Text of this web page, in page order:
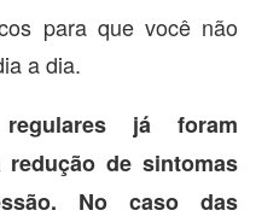
para que você não
a dia.
já foram
de sintomas
No caso das